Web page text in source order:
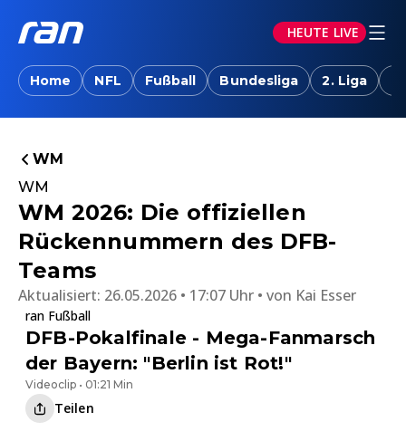
HEUTE LIVE
Home NFL Fußball Bundesliga 2. Liga
WM
WM
WM 2026: Die offiziellen
Rückennummern des DFB-
Teams
Aktualisiert: 26.05.2026 • 17:07 Uhr von Kai Esser
ran Fußball
DFB-Pokalfinale - Mega-Fanmarsch
der Bayern: "Berlin ist Rot!"
Videoclip • 01:21 Min
Teilen